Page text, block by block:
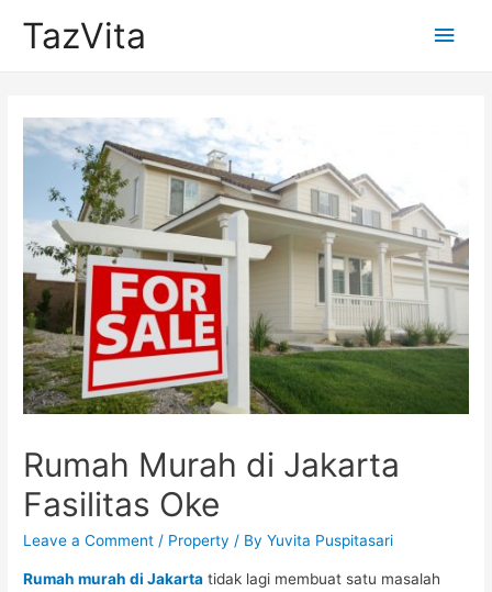
TazVita
Main
Rumah Murah di Jakarta
Fasilitas Oke
Leave a Comment / Property / ByYuvita Puspitasari
Rumah murah di Jakarta tidak lagi membuat satu masalah